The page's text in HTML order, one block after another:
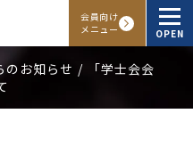
会員向け
メニュー
OPEN
のお知らせ
「学士会会